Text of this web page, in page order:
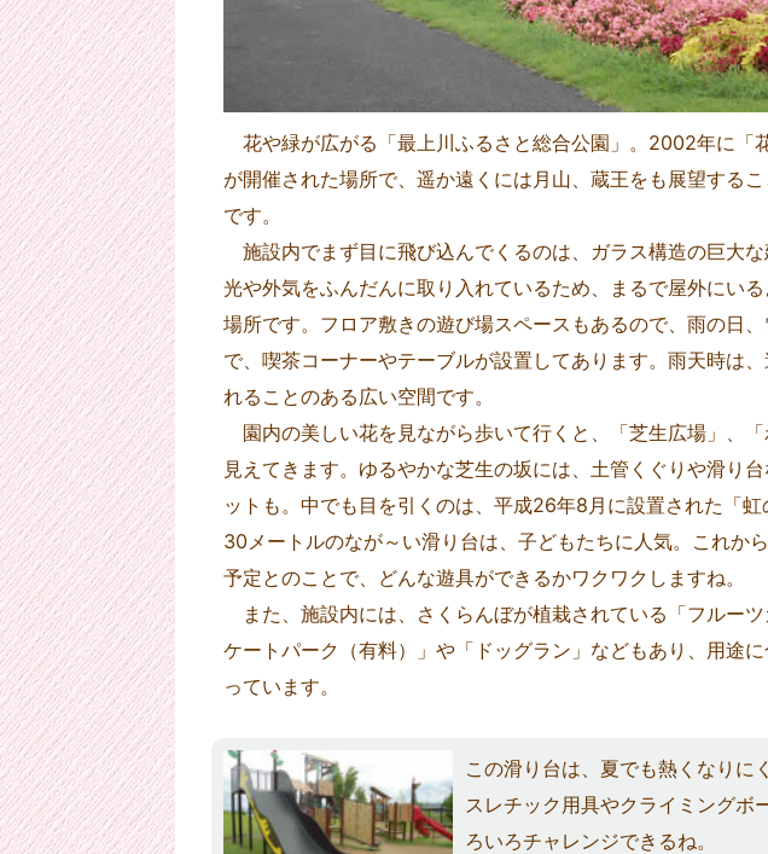
花や緑が広がる「最上川ふるさと総合公園」。2002年に「
が開催された場所で、遥か遠くには月山、蔵王をも展望する
です。
施設内でまず目に飛び込んでくるのは、ガラス構造の巨大
光や外気をふんだんに取り入れているため、まるで屋外にい
場所です。フロア敷きの遊び場スペースもあるので、雨の日
で、喫茶コーナーやテーブルが設置してあります。雨天時は
れることのある広い空間です。
園内の美しい花を見ながら歩いて行くと、「芝生広場」、
見えてきます。ゆるやかな芝生の坂には、土管くぐりや滑り
ットも。中でも目を引くのは、平成26年8月に設置された「
30メートルのなが～い滑り台は、子どもたちに人気。これか
予定とのことで、どんな遊具ができるかワクワクしますね。
また、施設内には、さくらんぼが植栽されている「フルー
ケートパーク（有料）」や「ドッグラン」などもあり、用途
っています。
この滑り台は、夏でも熱くなりに
スレチック用具やクライミングボ
ろいろチャレンジできるね。